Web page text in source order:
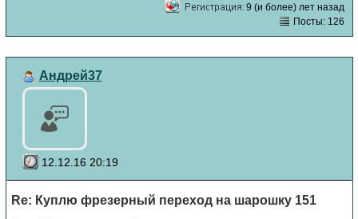
9 (и более) лет назад
Посты: 126
Андрей37
12.12.16 20:19
Re: Куплю фрезерный переход на шарошку 151